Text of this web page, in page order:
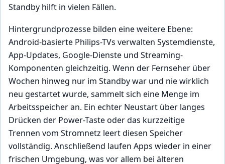
Standby hilft in vielen Fällen.
Hintergrundprozesse bilden eine weitere Ebene:
Android-basierte Philips-TVs verwalten Systemdienste,
App-Updates, Google-Dienste und Streaming-
Komponenten gleichzeitig. Wenn der Fernseher über
Wochen hinweg nur im Standby war und nie wirklich
neu gestartet wurde, sammelt sich eine Menge im
Arbeitsspeicher an. Ein echter Neustart über langes
Drücken der Power-Taste oder das kurzzeitige
Trennen vom Stromnetz leert diesen Speicher
vollständig. Anschließend laufen Apps wieder in einer
frischen Umgebung, was vor allem bei älteren